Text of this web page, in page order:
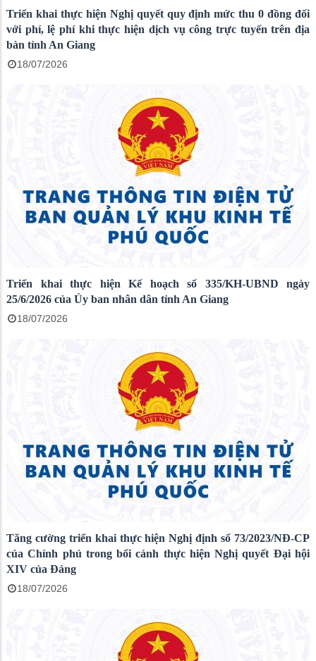
Triển khai thực hiện Nghị quyết quy định mức thu 0 đồng đối
với phí, lệ phí khi thực hiện dịch vụ công trực tuyến trên địa
bàn tỉnh An Giang
18/07/2026
Triển khai thực hiện Kế hoạch số 335/KH-UBND ngày
25/6/2026 của Ủy ban nhân dân tỉnh An Giang
18/07/2026
Tăng cường triển khai thực hiện Nghị định số 73/2023/NĐ-CP
của Chính phủ trong bối cảnh thực hiện Nghị quyết Đại hội
XIV của Đảng
18/07/2026